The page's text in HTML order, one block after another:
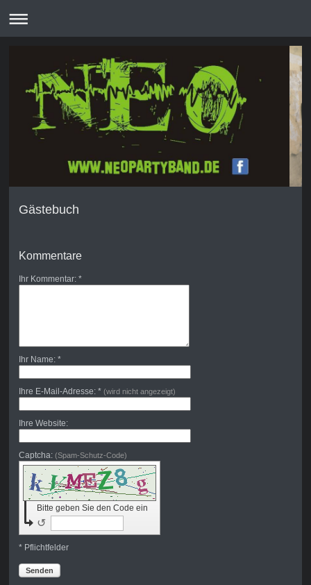
Gästebuch
Kommentare
Ihr Kommentar: *
Ihr Name: *
Ihre E-Mail-Adresse: * (wird nicht angezeigt)
Ihre Website:
Captcha: (Spam-Schutz-Code)
Bitte geben Sie den Code ein
↺
* Pflichtfelder
Senden